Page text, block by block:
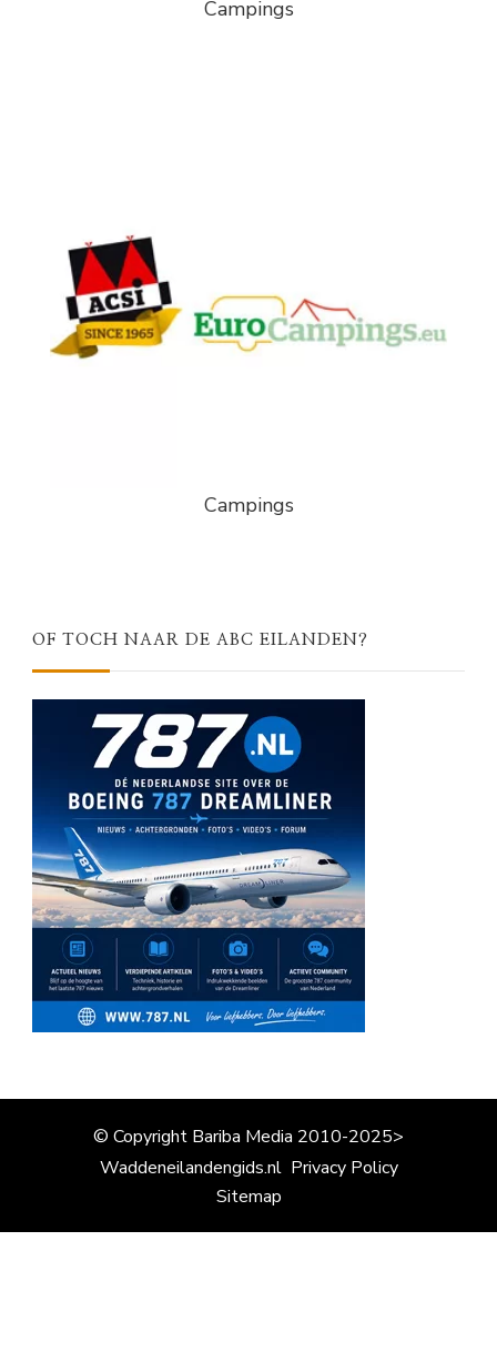
Campings
Campings
OF TOCH NAAR DE ABC EILANDEN?
© Copyright Bariba Media 2010-2025>
Waddeneilandengids.nl Privacy Policy
Sitemap